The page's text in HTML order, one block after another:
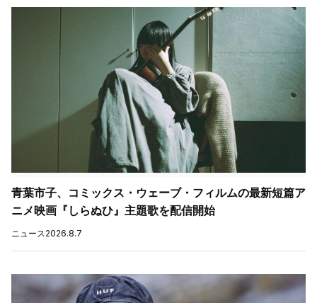
青葉市子、コミックス・ウェーブ・フィルムの最新短篇ア
ニメ映画『しらぬひ』主題歌を配信開始
ニュース2026.8.7